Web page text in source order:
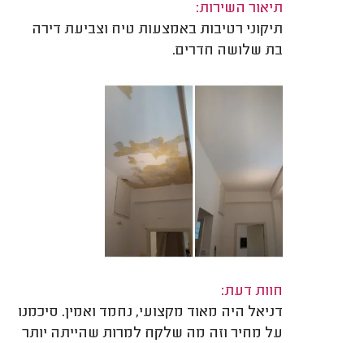
תיאור השירות:
תיקוני רטיבות באמצעות טיח וצביעת דירה
בת שלושה חדרים.
חוות דעת:
דניאל היה מאוד מקצועי, נחמד ואמין. סיכמנו
על מחיר וזה מה שלקח למרות שהייתה יותר